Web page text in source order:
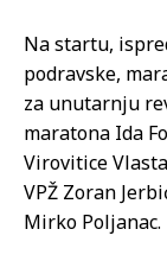
Na startu,
podravske,
za unutarnju
maratona Ida
Virovitice
VPŽ Zoran
Mirko Poljanac.